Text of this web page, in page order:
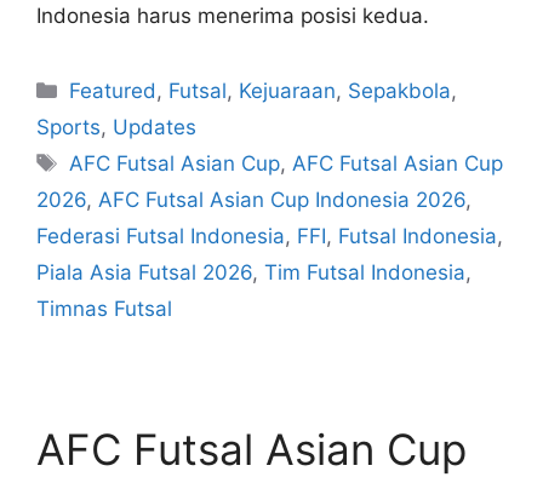
Indonesia harus menerima posisi kedua.
Featured, Futsal, Kejuaraan, Sepakbola,
Sports, Updates
AFC Futsal Asian Cup,AFC Futsal Asian Cup
2026, AFC Futsal Asian Cup Indonesia 2026,
Federasi Futsal Indonesia, FFI, Futsal Indonesia,
Piala Asia Futsal 2026, Tim Futsal Indonesia,
Timnas Futsal
AFC Futsal Asian Cup